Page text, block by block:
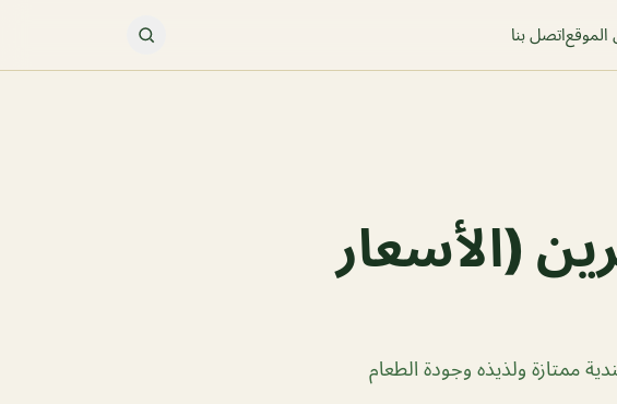
الموقعاتصل بنا
(الأسعار
ممتازة ولذيذه وجودة الطعام